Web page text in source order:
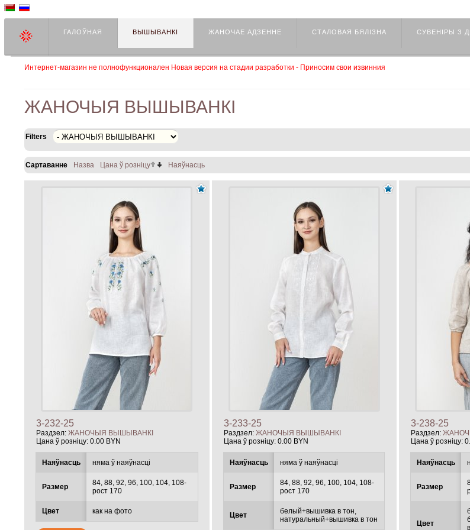
ГАЛОЎНАЯ ВЫШЫВАНКІ ЖАНОЧАЕ АДЗЕННЕ СТАЛОВАЯ БЯЛІЗНА СУВЕНІРЫ З
Интернет-магазин не полнофункционален Новая версия на стадии разработки - Приносим свои извинния
ЖАНОЧЫЯ ВЫШЫВАНКІ
Filters
Сартаванне Назва Цана ў розніцу Наяўнасць
3-232-25
Раздзел: ЖАНОЧЫЯ ВЫШЫВАНКІ
Цана ў розніцу: 0.00 BYN
Наяўнасць няма ў наяўнасці
Размер
84, 88, 92, 96, 100, 104, 108-
рост 170
Цвет как на фото
3-233-25
Раздзел:ЖАНОЧЫЯ ВЫШЫВАНКІ
Цана ў розніцу:0.00 BYN
Наяўнасць няма ў наяўнасці
Размер
84, 88, 92, 96, 100, 104, 108-
рост 170
Цвет
белый+вышивка в тон,
натуральный+вышивка в тон
3-238-25
Раздзел:
Цана ў розніцу:
Наяўнасць
Размер
Цвет